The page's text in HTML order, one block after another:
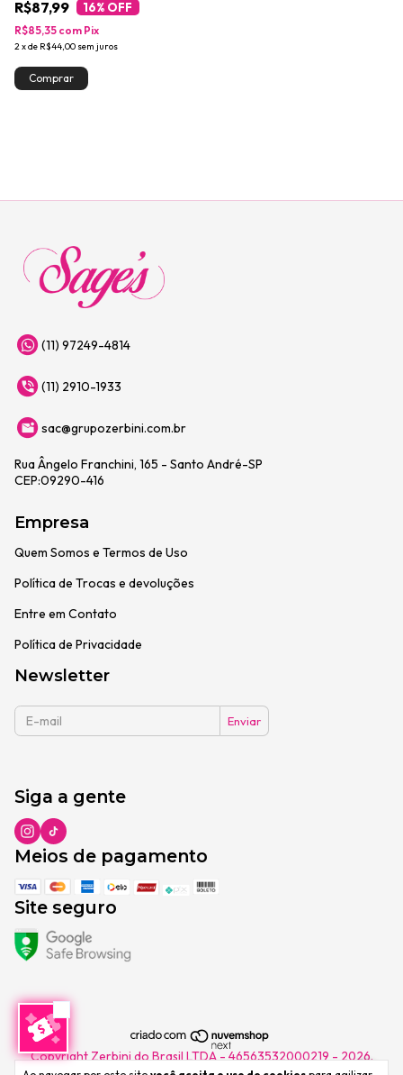
R$87,99 16% OFF
2xde R$44,00 sem juros
R$85,35 com Pix
(11) 97249-4814
(11) 2910-1933
sac@grupozerbini.com.br
Rua Ângelo Franchini, 165 - Santo André-SP
CEP:09290-416
Empresa
Quem Somos e Termos de Uso
Política de Trocas e devoluções
Entre em Contato
Política de Privacidade
Newsletter
Siga a gente
Meios de pagamento
Site seguro
Copyright Zerbini do Brasil LTDA - 46563532000219 - 2026.
Todos os direitos reservados.